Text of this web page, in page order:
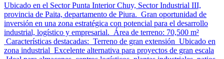
Ubicado en el Sector Punta Interior Chuy, Sector Industrial III,
provincia de Paita, departamento de Piura. Gran oportunidad de
inversión en una zona estratégica con potencial para el desarrollo
industrial, logístico y empresarial. Área de terreno: 70,500 m²
Características destacadas: Terreno de gran extensión Ubicado en
zona industrial Excelente alternativa para proyectos de gran escala